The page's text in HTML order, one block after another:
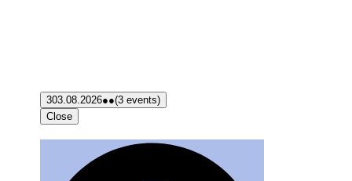
303.08.2026●●(3 events)
Close